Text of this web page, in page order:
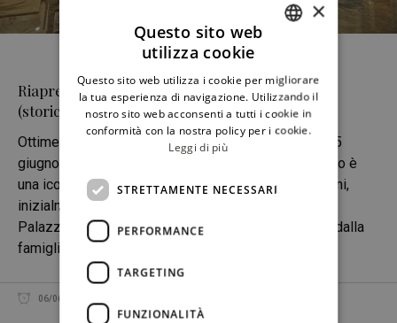
Riapre il Grand Hotel et Des Palmes, il nuovo
(storico) 5 stelle lusso di Palermo
Ottime notizie da Palermo: ha appena riaperto (ieri, 5
giugno 2021) il Grand Hotel et Des Palmes. L’edificio è
una icona assoluta della ospitalità cittadina. Le origini,
inizialmente una residenza privata conosciuta come
Palazzo Ingham, risalgono al fine ‘800. Fu edificato dalla
famiglia Ingham-Whitaker –
06/06/2021
ENGLISH
×
Questo sito web
utilizza cookie
Questo sito web utilizza i cookie per migliorare
la tua esperienza di navigazione. Utilizzando il
nostro sito web acconsenti a tutti i cookie in
conformità con la nostra policy per i cookie.
Leggi di più
STRETTAMENTE NECESSARI
PERFORMANCE
TARGETING
FUNZIONALITÀ